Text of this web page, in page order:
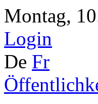
Montag,
Login
De Fr